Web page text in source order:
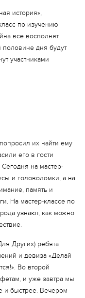
история»,
по изучению
все восполнят
дня будут
участниками
их найти ему
его в гости
на мастер-
и головоломки, а на
память и
На мастер-классе по
узнают, как можно
Других) ребята
и девиза «Делай
Во второй
и уже завтра мы
и быстрее. Вечером